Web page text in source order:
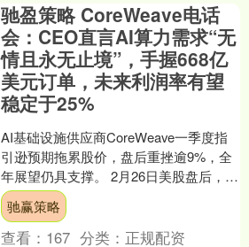
驰盈策略 CoreWeave电话
会：CEO直言AI算力需求“无
情且永无止境”，手握668亿
美元订单，未来利润率有望
稳定于25%
AI基础设施供应商CoreWeave一季度指
引逊预期拖累股价，盘后重挫逾9%，全
年展望仍具支撑。 2月26日美股盘后，
CoreWeave第四季度调整后每股亏损5....
驰赢策略
查看： 167 分类： 正规配资